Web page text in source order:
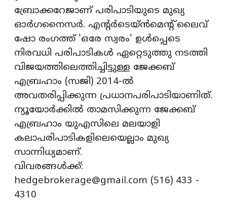
ബ്രോക്കറേജാണ് പരിപാടിയുടെ മുഖ്യ
ഓര്‍ഗനൈസര്‍. എന്റര്‍ടെയ്ന്‍മെന്റ് ലൈവ്
ഷോ രംഗത്ത് 'ഒരേ സ്വരം' ഉള്‍പ്പെടെ
നിരവധി പരിപാടികള്‍ ഏറ്റെടുത്തു നടത്തി
വിജയത്തിലെത്തിച്ചിട്ടുള്ള ജേക്കബ്
എബ്രഹാം (സജി) 2014-ല്‍
അവതരിപ്പിക്കുന്ന പ്രധാനപരിപാടിയാണിത്.
ന്യൂയോര്‍ക്കില്‍ താമസിക്കുന്ന ജേക്കബ്
എബ്രഹാം യുഎസിലെ മലയാളി
കലാപരിപാടികളിലെയെല്ലാം മുഖ്യ
സാന്നിധ്യമാണ്.
വിവരങ്ങള്‍ക്ക്:
hedgebrokerage@gmail.com (516) 433 -
4310